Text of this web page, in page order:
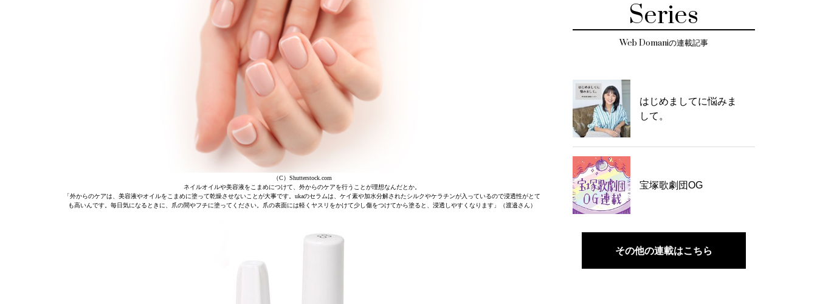
（C）Shutterstock.com
ネイルオイルや美容液をこまめにつけて、外からのケアを行うことが理想なんだとか。
「外からのケアは、美容液やオイルをこまめに塗って乾燥させないことが大事です。ukaのセラムは、ケイ素や加水分解されたシルクやケラチンが入っているので浸透性がとて
も高いんです。毎日気になるときに、爪の間やフチに塗ってください。爪の表面には軽くヤスリをかけて少し傷をつけてから塗ると、浸透しやすくなります」（渡邉さん）
Series
Web Domaniの連載記事
はじめましてに悩みま
して。
宝塚歌劇団OG
その他の連載はこちら